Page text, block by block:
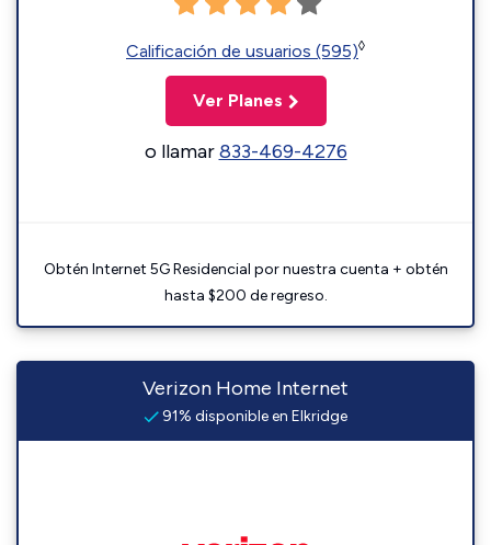
Calificación de usuarios (595)◊
Ver Planes
o llamar833-469-4276
Obtén Internet 5G Residencial por nuestra cuenta + obtén
hasta $200 de regreso.
Verizon Home Internet
91% disponible en Elkridge